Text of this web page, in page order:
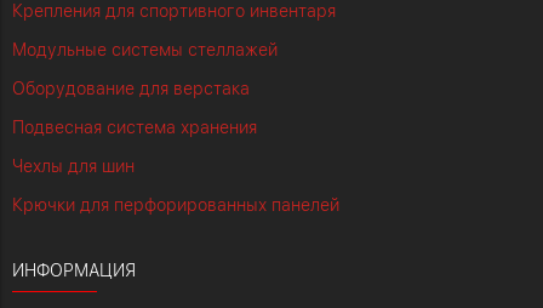
Крепления для спортивного инвентаря
Модульные системы стеллажей
Оборудование для верстака
Подвесная система хранения
Чехлы для шин
Крючки для перфорированных панелей
ИНФОРМАЦИЯ